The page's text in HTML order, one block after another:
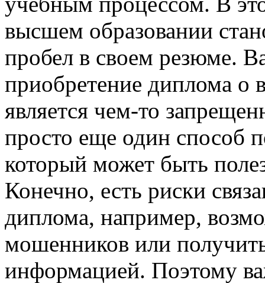
высшем образовании
пробел в своем резюме.
приобретение диплома о
является чем-то
просто еще один способ
который может быть
Конечно, есть риски
диплома, например,
мошенников или
информацией. Поэтому